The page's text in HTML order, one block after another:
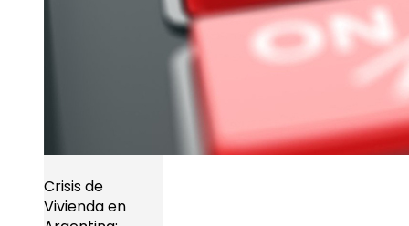
Crisis de
Vivienda en